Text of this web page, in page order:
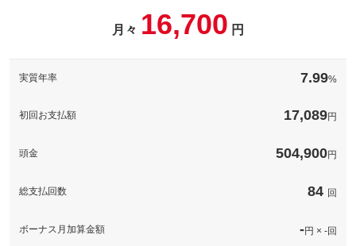
保証修理受
付先
ビスの有無
を使って快適なドライブを♪
保証
保証項目
上限金額
保証修理受
ロードサー
-
保証項目
修理回数・
上限金額
月々 16,700 円
実質年率 7.99%
初回お支払額 17,089円
頭金 504,900円
総支払回数 84 回
ボーナス月加算金額 -円 × -回